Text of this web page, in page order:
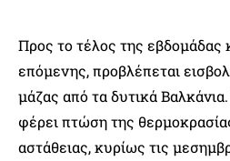
Προς το τέλος της εβδομάδας
επόμενης, προβλέπεται
μάζας από τα δυτικά
φέρει πτώση της
αστάθειας, κυρίως τις